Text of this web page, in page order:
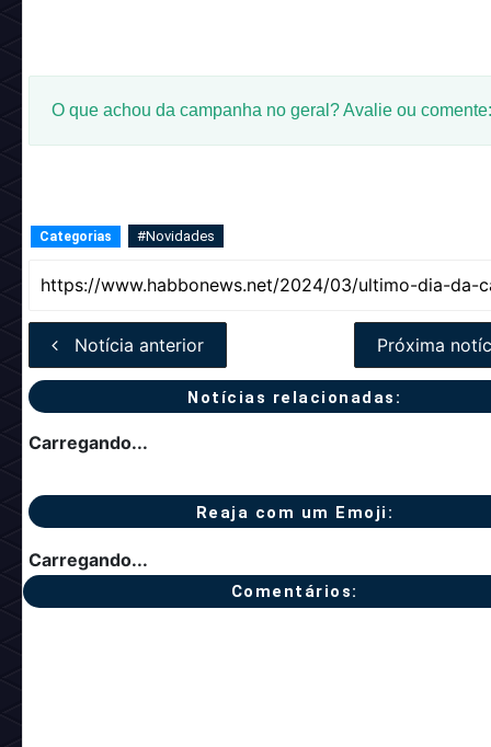
O que achou da campanha no geral? Avalie ou comente:
Categorias #Novidades
Notícia anterior Próxima
Notícias relacionadas:
Carregando...
Reaja com um Emoji:
Carregando...
Comentários: